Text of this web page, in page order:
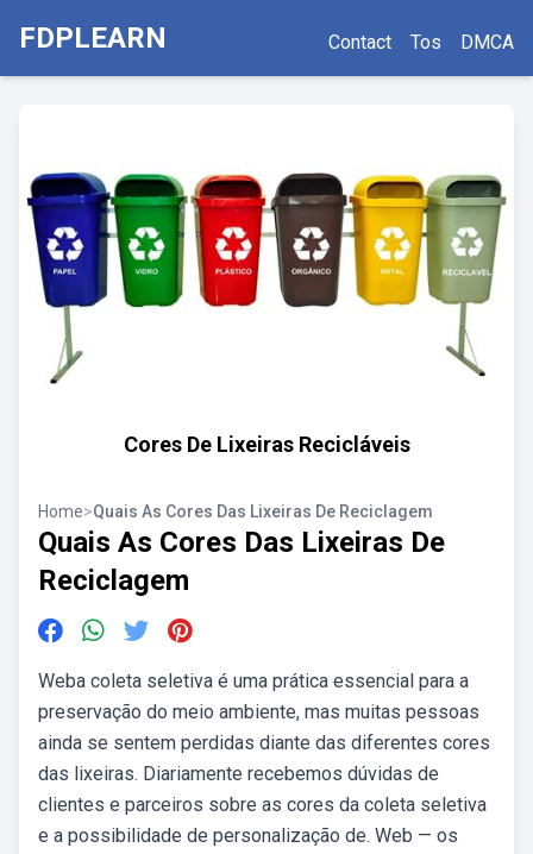
FDPLEARN Contact Tos DMCA
Cores De Lixeiras Recicláveis
Home>Quais As Cores Das Lixeiras De Reciclagem
Quais As Cores Das Lixeiras De
Reciclagem
Weba coleta seletiva é uma prática essencial para a
preservação do meio ambiente, mas muitas pessoas
ainda se sentem perdidas diante das diferentes cores
das lixeiras. Diariamente recebemos dúvidas de
clientes e parceiros sobre as cores da coleta seletiva
e a possibilidade de personalização de. Web — os